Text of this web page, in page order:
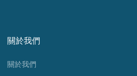
關於我們
關於我們